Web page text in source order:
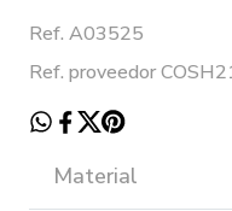
Ref. A03525
Ref. proveedor
Material